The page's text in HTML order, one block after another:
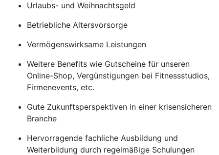
Urlaubs- und Weihnachtsgeld
Betriebliche Altersvorsorge
Vermögenswirksame Leistungen
Weitere Benefits wie Gutscheine für unseren
Online-Shop, Vergünstigungen bei Fitnessstudios,
Firmenevents, etc.
Gute Zukunftsperspektiven in einer krisensicheren
Branche
Hervorragende fachliche Ausbildung und
Weiterbildung durch regelmäßige Schulungen